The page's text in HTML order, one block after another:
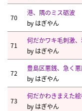
70
港、隅のミス砺波
by はぎやん
71
何だかワキ毛刺激
by はぎやん
72
豊島区悪銭、急く
by はぎやん
73
何だかわきまえた
by はぎやん